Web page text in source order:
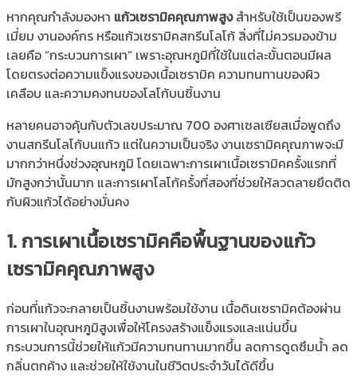
หากคุณกำลังมองหา แก้วเซรามิคคุณภาพสูงสำหรับใช้เป็นของพรี
เมี่ยม งานองค์กร หรือแก้วเซรามิคสกรีนโลโก้ สิ่งที่ไม่ควรมองข้าม
เลยคือ “กระบวนการเผา” เพราะอุณหภูมิที่ใช้ในแต่ละขั้นตอนมีผล
โดยตรงต่อความแข็งแรงของเนื้อเซรามิค ความทนทานของผิว
เคลือบ และความคงทนของโลโก้บนชิ้นงาน
หลายคนอาจคุ้นกับตัวเลขประมาณ 700 องศาเซลเซียสเมื่อพูดถึง
งานสกรีนโลโก้บนแก้ว แต่ในความเป็นจริง งานเซรามิคคุณภาพจะมี
มากกว่าหนึ่งช่วงอุณหภูมิ โดยเฉพาะการเผาเนื้อเซรามิคครั้งแรกที่
มักสูงกว่านั้นมาก และการเผาโลโก้ครั้งที่สองที่ช่วยให้ลวดลายยึดติด
กับผิวแก้วได้อย่างมั่นคง
1. การเผาเนื้อเซรามิคคือพื้นฐานของแก้ว
เซรามิคคุณภาพสูง
ก่อนที่แก้วจะกลายเป็นชิ้นงานพร้อมใช้งาน เนื้อดินเซรามิคต้องผ่าน
การเผาในอุณหภูมิสูงเพื่อให้โครงสร้างแข็งแรงและแน่นขึ้น
กระบวนการนี้ช่วยให้แก้วมีความทนทานมากขึ้น ลดการดูดซึมน้ำ ลด
กลิ่นตกค้าง และช่วยให้ใช้งานในชีวิตประจำวันได้ดีขึ้น